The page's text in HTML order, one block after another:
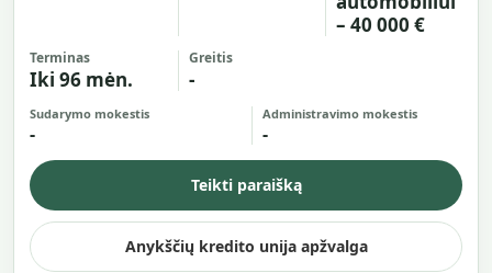
– 40 000 €
Terminas
Iki 96 mėn.
Greitis
-
Sudarymo mokestis
-
Administravimo mokestis
-
Teikti paraišką
Anykščių kredito unija apžvalga